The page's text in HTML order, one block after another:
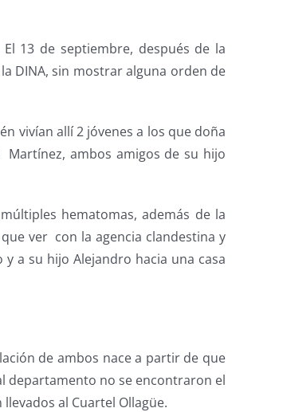
13 de septiembre, después de la
DINA, sin mostrar alguna orden de
vivían allí 2 jóvenes a los que doña
Martínez, ambos amigos de su hijo
hematomas, además de la
ver con la agencia clandestina y
a su hijo Alejandro hacia una casa
de ambos nace a partir de que
departamento no se encontraron el
al Cuartel Ollagüe.